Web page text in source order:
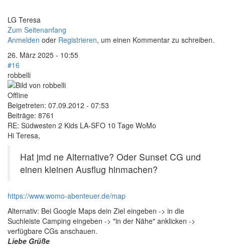
LG Teresa
Zum Seitenanfang
Anmelden oder Registrieren, um einen Kommentar zu schreiben.
26. März 2025 - 10:55
#16
robbelli
Offline
Beigetreten: 07.09.2012 - 07:53
Beiträge: 8761
RE: Südwesten 2 Kids LA-SFO 10 Tage WoMo
Hi Teresa,
Hat jmd ne Alternative? Oder Sunset CG und
einen kleinen Ausflug hinmachen?
https://www.womo-abenteuer.de/map
Alternativ: Bei Google Maps dein Ziel eingeben -> in die
Suchleiste Camping eingeben -> "in der Nähe" anklicken ->
verfügbare CGs anschauen.
Liebe Grüße